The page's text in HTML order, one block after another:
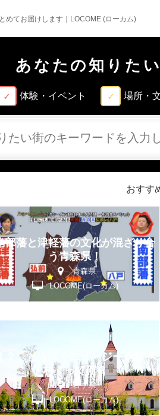
めてお届けします｜LOCOME (ローカム)
あなたの知りた
体験・イベント 場所・
おすす
部藩と津軽藩の文化が混ざり合
う青森県！
青森県
LOCOME(ローカム)
え？「とうほくニュージーランド
村」って何？
岩手県
LOCOME(ローカム)